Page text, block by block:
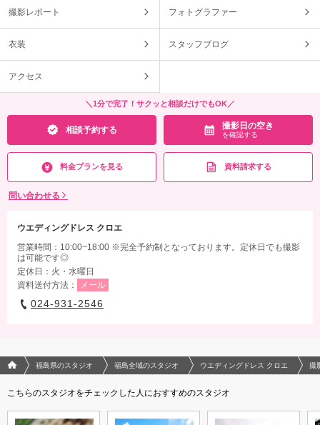
撮影レポート フォトグラファー
衣装 スタッフブログ
アクセス
＼1分で完了！サクッと相談だけでもOK／
相談予約する 撮影日の空き
を確認する
料金プランを見る 資料請求する
問い合わせる
ウエディングドレス クロエ
営業時間：10:00~18:00 ※完全予約制となっております。定休日でも撮影
は可能です◎
定休日：火・水曜日
資料送付方法：
メール
024-931-2546
フォトウエディング/結婚写真のPhotorait ホーム
福島県のスタジオ 福島全域のスタジオ ウエディングドレス クロエ 撮
こちらのスタジオをチェックした人におすすめのスタジオ